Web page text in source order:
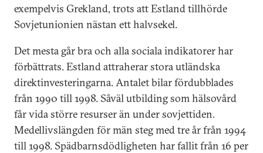
exempelvis Grekland, trots att Estland tillhörde
Sovjetunionien nästan ett halvsekel.
Det mesta går bra och alla sociala indikatorer har
förbättrats. Estland attraherar stora utländska
direktinvesteringarna. Antalet bilar fördubblades
från 1990 till 1998. Såväl utbilding som hälsovård
får vida större resurser än under sovjettiden.
Medellivslängden för män steg med tre år från 1994
till 1998. Spädbarnsdödligheten har fallit från 16 per